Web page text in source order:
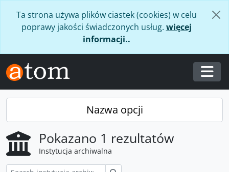
Ta strona używa plików ciastek (cookies) w celu
poprawy jakości świadczonych usług. więcej
informacji..
Nazwa opcji
Pokazano 1 rezultatów
Instytucja archiwalna